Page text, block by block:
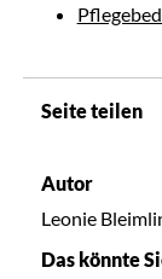
Seite teilen
Autor
Leonie
Das könnte